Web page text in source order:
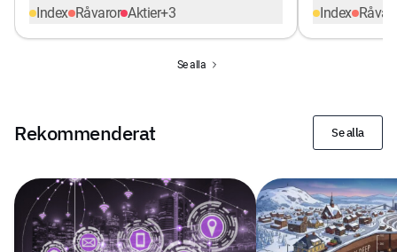
Index Råvaror Aktier+3 Index
Se alla
Rekommenderat Se alla